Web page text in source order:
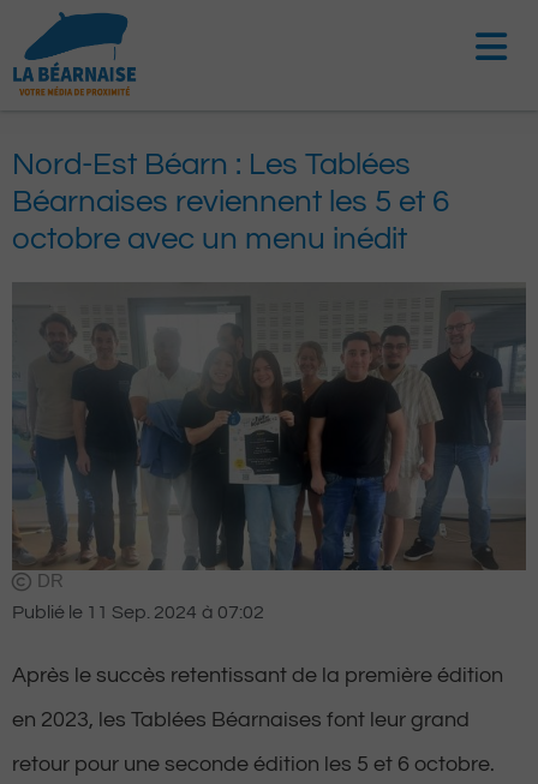
contenu
Nord-Est Béarn : Les Tablées
Béarnaises reviennent les 5 et 6
octobre avec un menu inédit
DR
Publié le 11 Sep. 2024 à 07:02
Après le succès retentissant de la première édition
en 2023, les Tablées Béarnaises font leur grand
retour pour une seconde édition les 5 et 6 octobre.